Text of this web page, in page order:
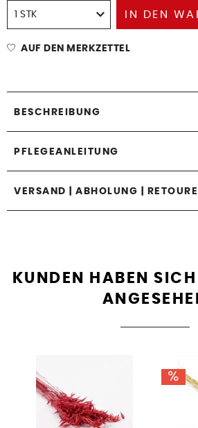
IN DEN
AUF DEN MERKZETTEL
BESCHREIBUNG
PFLEGEANLEITUNG
VERSAND | ABHOLUNG | RETOURE
KUNDEN HABEN